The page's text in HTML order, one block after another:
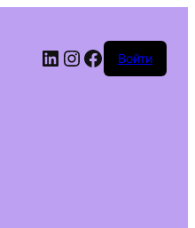
LinkedIn
Instagram
Facebook
Войти